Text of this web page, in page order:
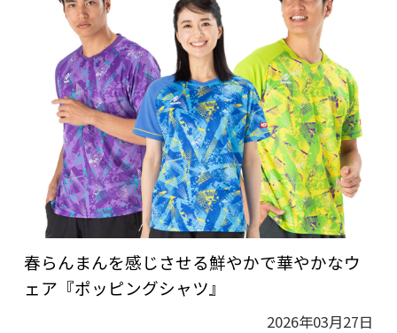
春らんまんを感じさせる鮮やかで華やかなウ
ェア『ポッピングシャツ』
2026年03月27日